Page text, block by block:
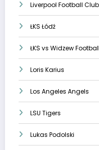
Liverpool Football Club
ŁKS Łódź
ŁKS vs Widzew
Loris Karius
Los Angeles Angels
LSU Tigers
Lukas Podolski